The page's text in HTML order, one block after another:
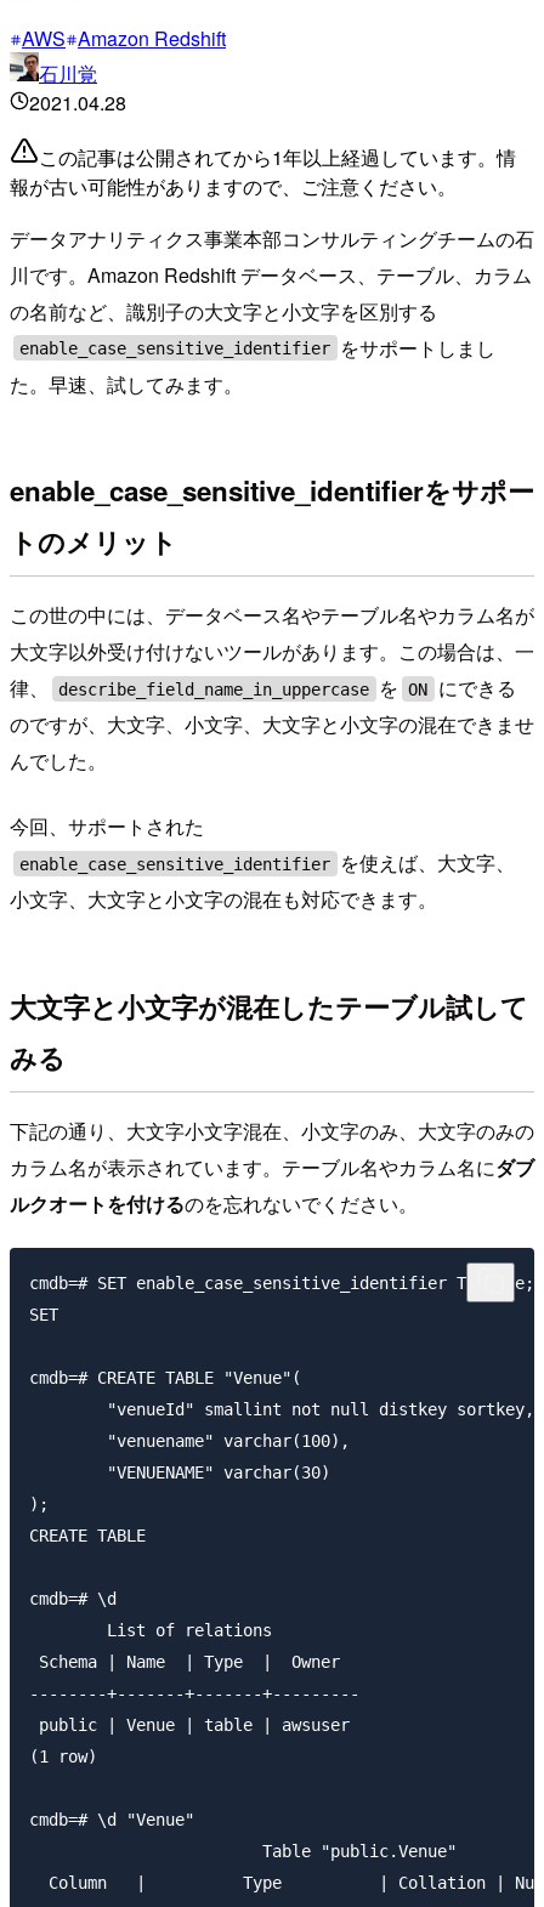
AWS Amazon Redshift
石川覚
2021.04.28
この記事は公開されてから1年以上経過しています。情
報が古い可能性がありますので、ご注意ください。
データアナリティクス事業本部コンサルティングチームの石
川です。Amazon Redshift データベース、テーブル、カラム
の名前など、識別子の大文字と小文字を区別する
enable_case_sensitive_identifier
をサポートしまし
た。早速、試してみます。
enable_case_sensitive_identifierをサポー
トのメリット
この世の中には、データベース名やテーブル名やカラム名が
大文字以外受け付けないツールがあります。この場合は、一
律、
describe_field_name_in_uppercase を ON
にできる
のですが、大文字、小文字、大文字と小文字の混在できませ
んでした。
今回、サポートされた
enable_case_sensitive_identifier
を使えば、大文字、
小文字、大文字と小文字の混在も対応できます。
大文字と小文字が混在したテーブル試して
みる
下記の通り、大文字小文字混在、小文字のみ、大文字のみの
カラム名が表示されています。テーブル名やカラム名にダブ
ルクオートを付けるのを忘れないでください。
cmdb=# SET enable_case_sensitive_identifier TO true;
SET
cmdb=# CREATE TABLE "Venue"(
        "venueId" smallint not null distkey sortkey,
        "venuename" varchar(100),
        "VENUENAME" varchar(30)
);
CREATE TABLE
cmdb=# \d
        List of relations
Schema | Name  | Type  |  Owner
--------+-------+-------+---------
public | Venue | table | awsuser
(1 row)
cmdb=# \d "Venue"
                        Table "public.Venue"
Column   |          Type          | Collation |